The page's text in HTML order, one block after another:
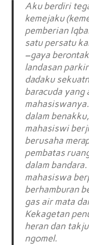
Aku berdiri
kemejaku
pemberian
satu persatu
–gaya
landasan
dadaku
baracuda yang
dalam
mahasiswi
berusaha
pembatas
dalam
mahasiswa
berhamburan
gas air mata
Kekagetan
heran dan
ngomel.